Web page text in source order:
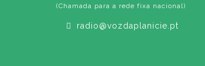
(Chamada para a rede fixa nacional)
radio@vozdaplanicie.pt